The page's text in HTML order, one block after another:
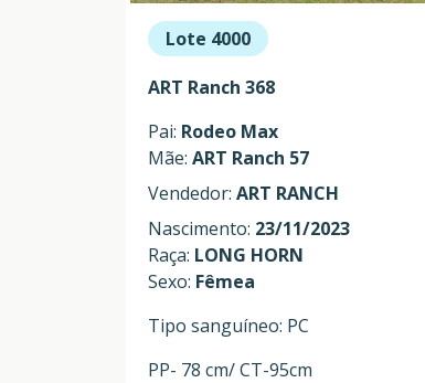
Lote 4000
ART Ranch 368
Pai: Rodeo Max
Mãe: ART Ranch 57
Vendedor: ART RANCH
Nascimento: 23/11/2023
Raça: LONG HORN
Sexo: Fêmea
Tipo sanguíneo: PC
PP- 78 cm/ CT-95cm